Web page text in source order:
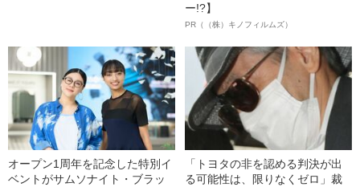
ー!?】
PR（（株）キノフィルムズ）
オープン1周年を記念した特別イ
ベントがサムソナイト・ブラッ
「トヨタの非を認める判決が出
る可能性は、限りなくゼロ」裁